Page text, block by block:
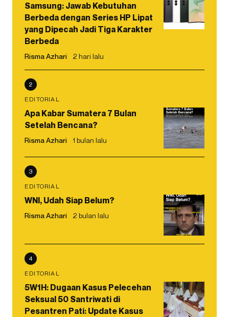
Samsung: Jawab Kebutuhan
Berbeda dengan Series HP Lipat
yang Dipecah Jadi Tiga Karakter
Berbeda
Risma Azhari 2 hari lalu
2
EDITORIAL
Apa Kabar Sumatera 7 Bulan
Setelah Bencana?
Risma Azhari 1 bulan lalu
3
EDITORIAL
WNI, Udah Siap Belum?
Risma Azhari 2 bulan lalu
4
EDITORIAL
5W1H: Dugaan Kasus Pelecehan
Seksual 50 Santriwati di
Pesantren Pati: Update Kasus